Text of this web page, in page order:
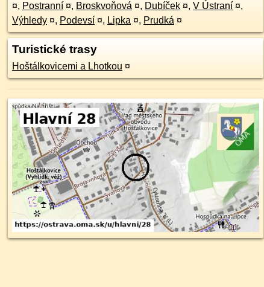
¤, Postranní ¤, Broskvoňová ¤, Dubíček ¤, V Ústraní ¤,
Výhledy ¤, Podevsí ¤, Lipka ¤, Prudká ¤
Turistické trasy
Hoštálkovicemi a Lhotkou ¤